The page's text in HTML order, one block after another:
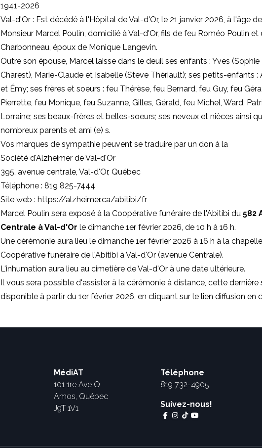
1941-2026
Val-d'Or : Est décédé à l'Hôpital de Val-d'Or, le 21 janvier 2026, à l'âge
Monsieur Marcel Poulin, domicilié à Val-d'Or, fils de feu Roméo Poulin et
Charbonneau, époux de Monique Langevin.
Outre son épouse, Marcel laisse dans le deuil ses enfants : Yves
Charest), Marie-Claude et Isabelle (Steve Thériault); ses petits-enfants :
et Émy; ses frères et soeurs : feu Thérèse, feu Bernard, feu Guy, feu
Pierrette, feu Monique, feu Suzanne, Gilles, Gérald, feu Michel, Ward,
Lorraine; ses beaux-frères et belles-soeurs; ses neveux et nièces ainsi
nombreux parents et ami (e) s.
Vos marques de sympathie peuvent se traduire par un don à la
Société d'Alzheimer de Val-d'Or
395, avenue centrale, Val-d'Or, Québec
Téléphone : 819 825-7444
Site web : https://alzheimer.ca/abitibi/fr
Marcel Poulin sera exposé à la Coopérative funéraire de l'Abitibi du 582
Centrale à Val-d'Or le dimanche 1er février 2026, de 10 h à 16 h.
Une cérémonie aura lieu le dimanche 1er février 2026 à 16 h à la
Coopérative funéraire de l'Abitibi à Val-d'Or (avenue Centrale).
L'inhumation aura lieu au cimetière de Val-d'Or à une date ultérieure.
Il vous sera possible d'assister à la cérémonie à distance, cette dernière
disponible à partir du 1er février 2026, en cliquant sur le lien diffusion en
MédiAT
101 1re Ave O
Amos, Québec
J9T 1V1
Téléphone
819 732-4905
Suivez-nous!